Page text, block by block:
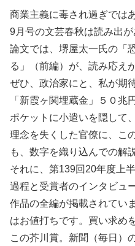
商業主義に毒され過ぎでは
9月号の文芸春秋は読み出が
論文では、堺屋太一氏の「
る」（前編）が、読み応え
ぜひ、政治家にと、私が期
「新霞ヶ関埋蔵金」５０兆
ポケットに小遣いを隠して
理念を失くした官僚に、こ
も、数字を織り込んでの解
それに、第139回20年度上
過程と受賞者のインタビュ
作品の全編が掲載されてい
はお値打ちです。買い求めを
この芥川賞。新聞（毎日）